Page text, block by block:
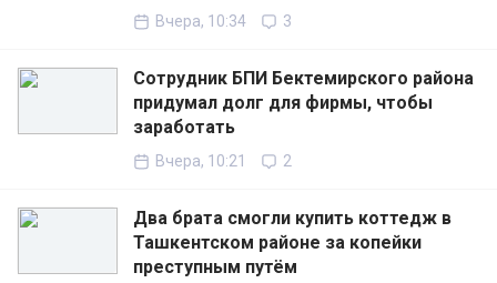
Вчера, 10:34 3
Сотрудник БПИ Бектемирского района
придумал долг для фирмы, чтобы
заработать
Вчера, 10:21 2
Два брата смогли купить коттедж в
Ташкентском районе за копейки
преступным путём